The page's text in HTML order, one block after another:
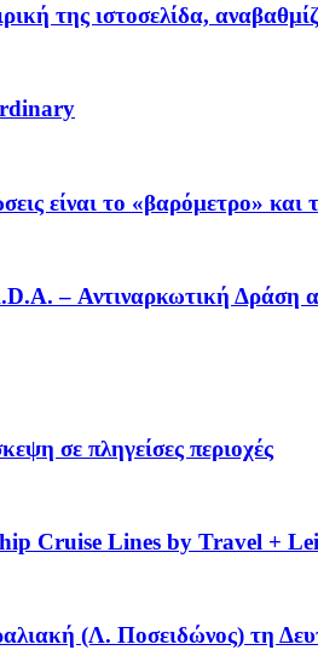
της ιστοσελίδα,
είναι το «βαρόμετρο» και
– Αντιναρκωτική Δράση
σε πληγείσες περιοχές
Cruise Lines by Travel +
(Λ. Ποσειδώνος) τη